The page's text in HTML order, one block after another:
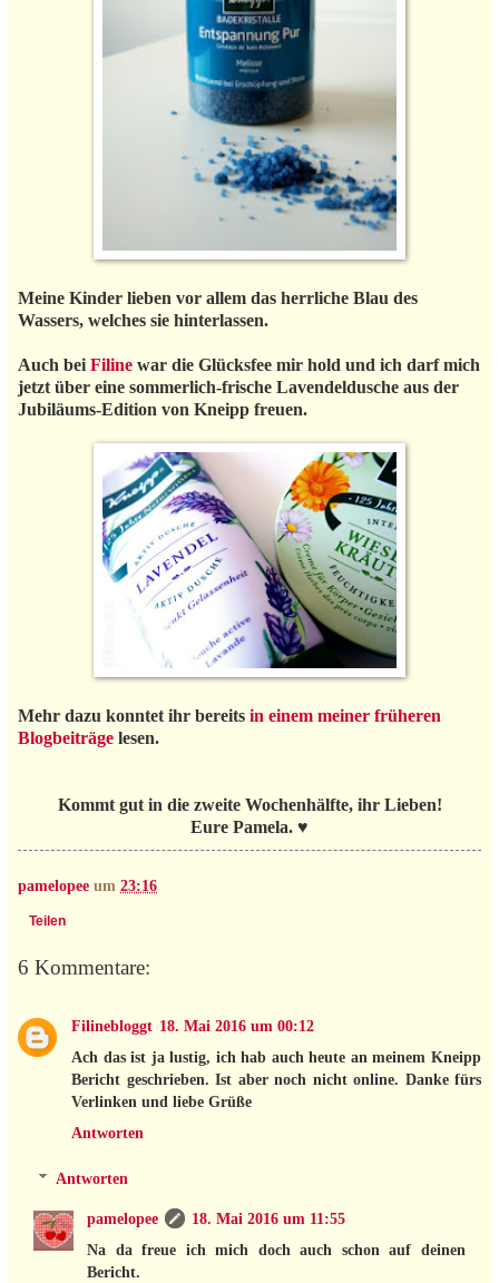
Meine Kinder lieben vor allem das herrliche Blau des
Wassers, welches sie hinterlassen.
Auch bei Filine war die Glücksfee mir hold und ich darf mich
jetzt über eine sommerlich-frische Lavendeldusche aus der
Jubiläums-Edition von Kneipp freuen.
Mehr dazu konntet ihr bereits in einem meiner früheren
Blogbeiträge lesen.
Kommt gut in die zweite Wochenhälfte, ihr Lieben!
Eure Pamela. ♥
pamelopee um 23:16
Teilen
6 Kommentare:
Filinebloggt 18. Mai 2016 um 00:12
Ach das ist ja lustig, ich hab auch heute an meinem Kneipp
Bericht geschrieben. Ist aber noch nicht online. Danke fürs
Verlinken und liebe Grüße
Antworten
Antworten
pamelopee
18. Mai 2016 um 11:55
Na da freue ich mich doch auch schon auf deinen
Bericht.